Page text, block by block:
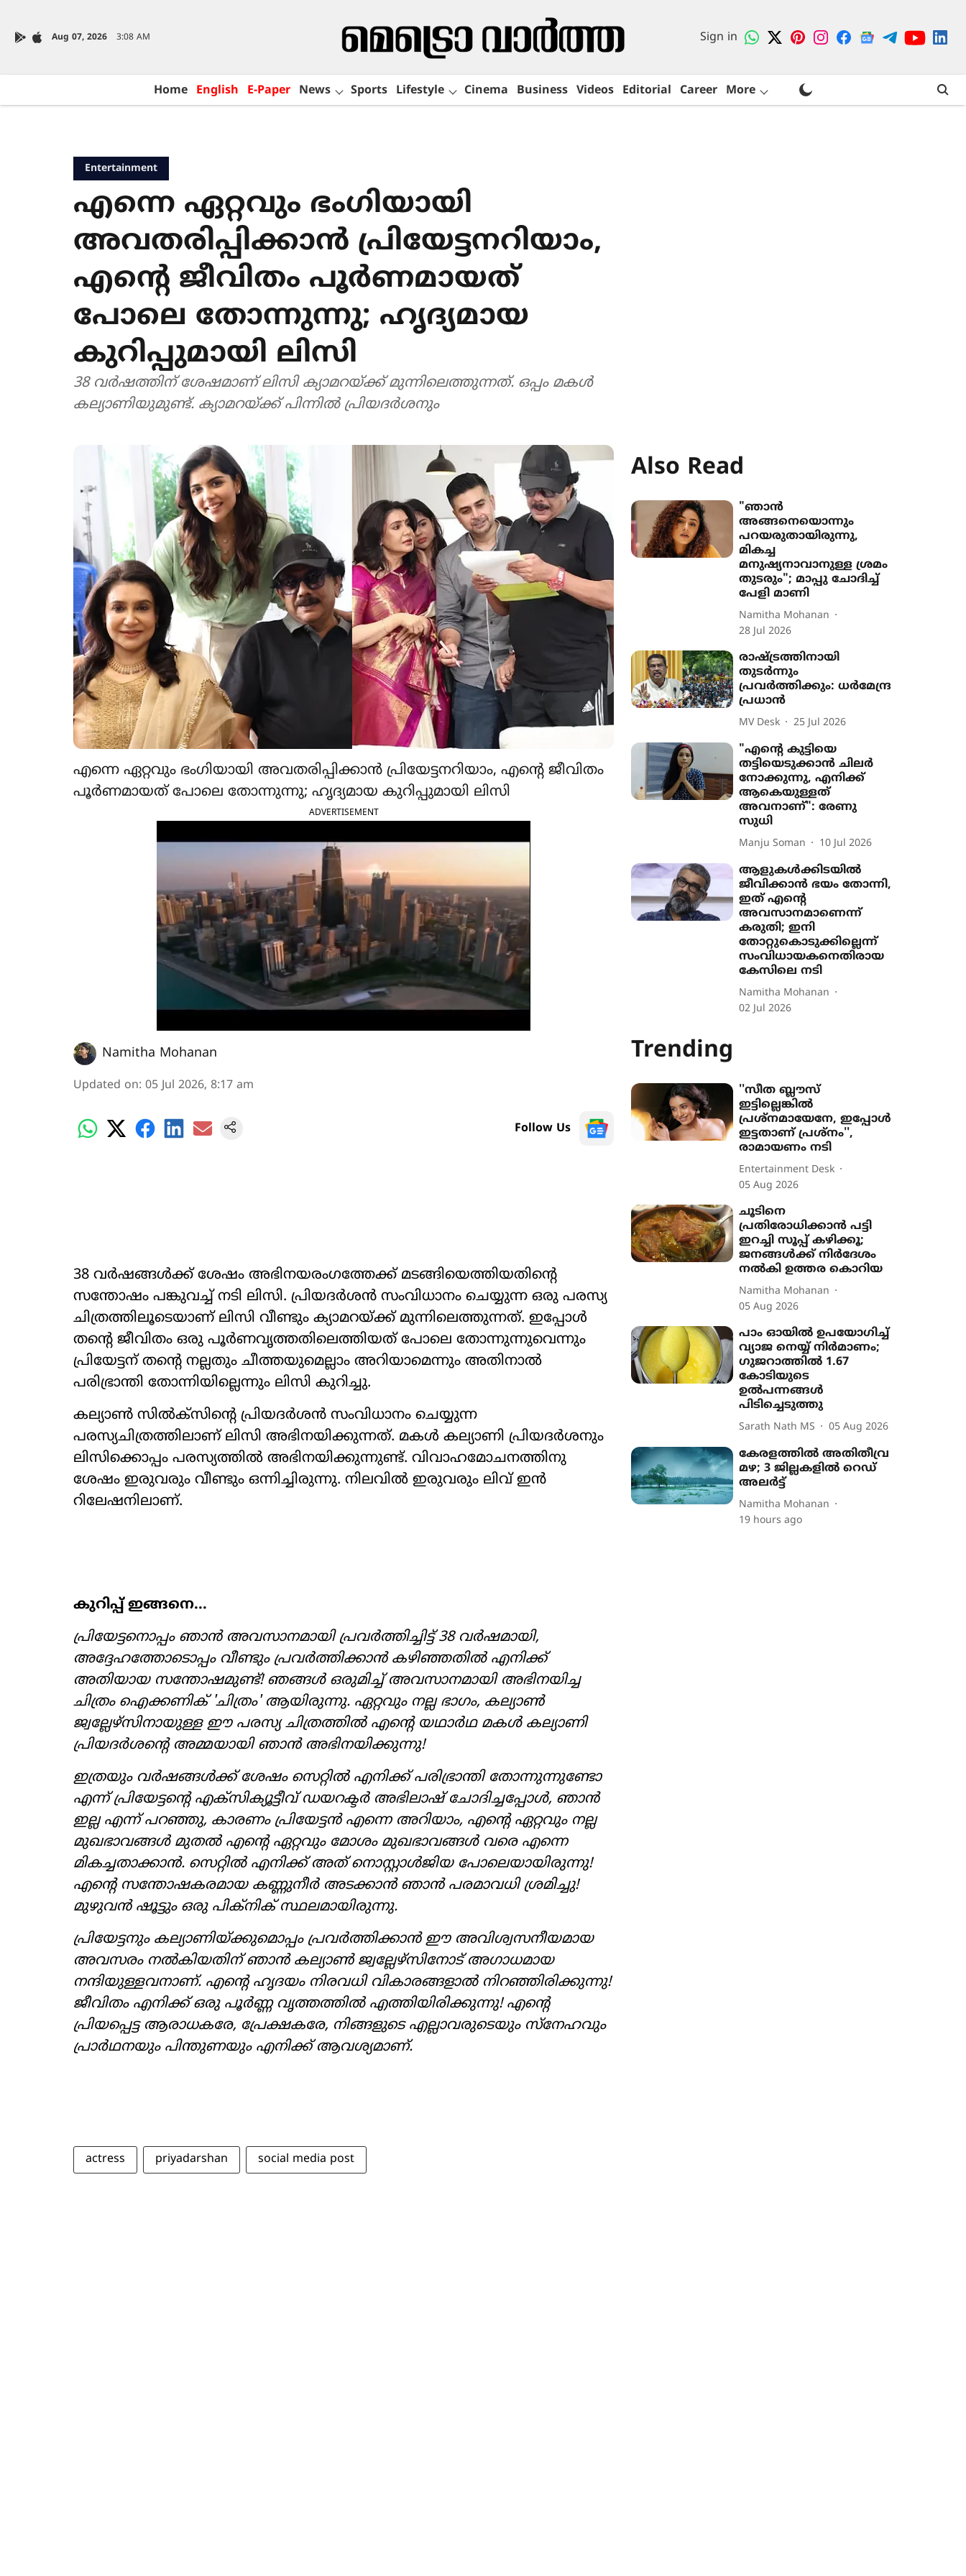
Aug 07, 2026 3:08 AM Sign in
Home English E-Paper News Sports Lifestyle Cinema Business Videos Editorial Career More
Entertainment
എന്നെ ഏറ്റവും ഭംഗിയായി
അവതരിപ്പിക്കാൻ പ്രിയേട്ടനറിയാം,
എന്‍റെ ജീവിതം പൂർണമായത്
പോലെ തോന്നുന്നു; ഹൃദ്യമായ
കുറിപ്പുമായി ലിസി
38 വർഷത്തിന് ശേഷമാണ് ലിസി ക്യാമറയ്ക്ക് മുന്നിലെത്തുന്നത്. ഒപ്പം മകൾ
കല്യാണിയുമുണ്ട്. ക്യാമറയ്ക്ക് പിന്നിൽ പ്രിയദർശനും
എന്നെ ഏറ്റവും ഭംഗിയായി അവതരിപ്പിക്കാൻ പ്രിയേട്ടനറിയാം, എന്‍റെ ജീവിതം
പൂർണമായത് പോലെ തോന്നുന്നു; ഹൃദ്യമായ കുറിപ്പുമായി ലിസി
ADVERTISEMENT
Namitha Mohanan
Updated on: 05 Jul 2026, 8:17 am
Follow Us
38 വർഷങ്ങൾക്ക് ശേഷം അഭിനയരം​ഗത്തേക്ക് മടങ്ങിയെത്തിയതിന്‍റെ
സന്തോഷം പങ്കുവച്ച് നടി ലിസി. പ്രിയദർശൻ സംവിധാനം ചെയ്യുന്ന ഒരു പരസ്യ
ചിത്രത്തിലൂടെയാണ് ലിസി വീണ്ടും ക്യാമറയ്ക്ക് മുന്നിലെത്തുന്നത്. ഇപ്പോൾ
തന്‍റെ ജീവിതം ഒരു പൂർണവൃത്തതിലെത്തിയത് പോലെ തോന്നുന്നുവെന്നും
പ്രിയേട്ടന് തന്‍റെ നല്ലതും ചീത്തയുമെല്ലാം അറിയാമെന്നും അതിനാൽ
പരിഭ്രാന്തി തോന്നിയില്ലെന്നും ലിസി കുറിച്ചു.
കല്യാൺ സിൽക്സിന്‍റെ പ്രിയദർശൻ സംവിധാനം ചെയ്യുന്ന
പരസ്യചിത്രത്തിലാണ് ലിസി അഭിനയിക്കുന്നത്. മകൾ കല്യാണി പ്രിയദർശനും
ലിസിക്കൊപ്പം പരസ്യത്തിൽ അഭിനയിക്കുന്നുണ്ട്. വിവാഹമോചനത്തിനു
ശേഷം ഇരുവരും വീണ്ടും ഒന്നിച്ചിരുന്നു. നിലവിൽ ഇരുവരും ലിവ് ഇൻ
റിലേഷനിലാണ്.
കുറിപ്പ് ഇങ്ങനെ...
പ്രിയേട്ടനൊപ്പം ഞാൻ അവസാനമായി പ്രവർത്തിച്ചിട്ട് 38 വർഷമായി,
അദ്ദേഹത്തോടൊപ്പം വീണ്ടും പ്രവർത്തിക്കാൻ കഴിഞ്ഞതിൽ എനിക്ക്
അതിയായ സന്തോഷമുണ്ട്! ഞങ്ങൾ ഒരുമിച്ച് അവസാനമായി അഭിനയിച്ച
ചിത്രം ഐക്കണിക് 'ചിത്രം' ആയിരുന്നു. ഏറ്റവും നല്ല ഭാഗം, കല്യാൺ
ജ്വല്ലേഴ്‌സിനായുള്ള ഈ പരസ്യ ചിത്രത്തിൽ എന്‍റെ യഥാർഥ മകൾ കല്യാണി
പ്രിയദർശന്‍റെ അമ്മയായി ഞാൻ അഭിനയിക്കുന്നു!
ഇത്രയും വർഷങ്ങൾക്ക് ശേഷം സെറ്റിൽ എനിക്ക് പരിഭ്രാന്തി തോന്നുന്നുണ്ടോ
എന്ന് പ്രിയേട്ടന്‍റെ എക്സിക്യൂട്ടീവ് ഡയറക്ടർ അഭിലാഷ് ചോദിച്ചപ്പോൾ, ഞാൻ
ഇല്ല എന്ന് പറഞ്ഞു, കാരണം പ്രിയേട്ടൻ എന്നെ അറിയാം, എന്‍റെ ഏറ്റവും നല്ല
മുഖഭാവങ്ങൾ മുതൽ എന്‍റെ ഏറ്റവും മോശം മുഖഭാവങ്ങൾ വരെ എന്നെ
മികച്ചതാക്കാൻ. സെറ്റിൽ എനിക്ക് അത് നൊസ്റ്റാൾജിയ പോലെയായിരുന്നു!
എന്‍റെ സന്തോഷകരമായ കണ്ണുനീർ അടക്കാൻ ഞാൻ പരമാവധി ശ്രമിച്ചു!
മുഴുവൻ ഷൂട്ടും ഒരു പിക്നിക് സ്ഥലമായിരുന്നു.
പ്രിയേട്ടനും കല്യാണിയ്ക്കുമൊപ്പം പ്രവർത്തിക്കാൻ ഈ അവിശ്വസനീയമായ
അവസരം നൽകിയതിന് ഞാൻ കല്യാൺ ജ്വല്ലേഴ്‌സിനോട് അഗാധമായ
നന്ദിയുള്ളവനാണ്. എന്‍റെ ഹൃദയം നിരവധി വികാരങ്ങളാൽ നിറഞ്ഞിരിക്കുന്നു!
ജീവിതം എനിക്ക് ഒരു പൂർണ്ണ വൃത്തത്തിൽ എത്തിയിരിക്കുന്നു! എന്‍റെ
പ്രിയപ്പെട്ട ആരാധകരേ, പ്രേക്ഷകരേ, നിങ്ങളുടെ എല്ലാവരുടെയും സ്നേഹവും
പ്രാർഥനയും പിന്തുണയും എനിക്ക് ആവശ്യമാണ്.
actress priyadarshan social media post
Also Read
"ഞാൻ
അങ്ങനെയൊന്നും
പറയരുതായിരുന്നു,
മികച്ച
മനുഷ്യനാവാനുള്ള ശ്രമം
തുടരും"; മാപ്പു ചോദിച്ച്
പേളി മാണി
Namitha Mohanan
28 Jul 2026
രാഷ്‌ട്രത്തിനായി
തുടർന്നും
പ്രവർത്തിക്കും: ധർമേന്ദ്ര
പ്രധാൻ
MV Desk 25 Jul 2026
"എന്‍റെ കുട്ടിയെ
തട്ടിയെടുക്കാൻ ചിലർ
നോക്കുന്നു, എനിക്ക്
ആകെയുള്ളത്
അവനാണ്": രേണു
സുധി
Manju Soman 10 Jul 2026
ആളുകൾക്കിടയിൽ
ജീവിക്കാൻ ഭയം തോന്നി,
ഇത് എന്‍റെ
അവസാനമാണെന്ന്
കരുതി; ഇനി
തോറ്റുകൊടുക്കില്ലെന്ന്
സംവിധായകനെതിരായ
കേസിലെ നടി
Namitha Mohanan
02 Jul 2026
Trending
''സീത ബ്ലൗസ്
ഇട്ടില്ലെങ്കിൽ
പ്രശ്നമായേനേ, ഇപ്പോൾ
ഇട്ടതാണ് പ്രശ്നം'',
രാമായണം നടി
Entertainment Desk
05 Aug 2026
ചൂടിനെ
പ്രതിരോധിക്കാൻ പട്ടി
ഇറച്ചി സൂപ്പ് കഴിക്കൂ;
ജനങ്ങൾക്ക് നിർദേശം
നൽകി ഉത്തര കൊറിയ
Namitha Mohanan
05 Aug 2026
പാം ഓയിൽ ഉപയോഗിച്ച്
വ്യാജ നെയ്യ് നിർമാണം;
ഗുജറാത്തിൽ 1.67
കോടിയുടെ
ഉൽപന്നങ്ങൾ
പിടിച്ചെടുത്തു
Sarath Nath MS 05 Aug 2026
കേരളത്തിൽ അതിതീവ്ര
മഴ; 3 ജില്ലകളിൽ റെഡ്
അലർട്ട്
Namitha Mohanan
19 hours ago